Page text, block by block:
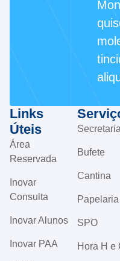
Links
Úteis
Área
Reservada
Inovar
Consulta
Inovar Alunos
Inovar PAA
Secretaria
Bufete
Cantina
Papelaria
SPO
Hora H e